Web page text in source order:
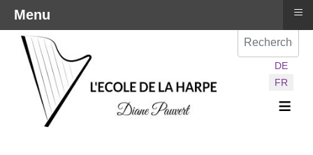
Sélectionnez
DE
FR
≡
Menu ≡